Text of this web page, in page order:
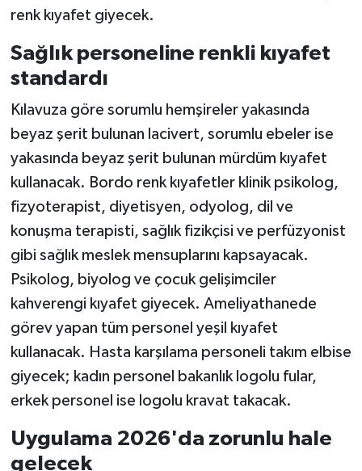
renk kıyafet giyecek.
Sağlık personeline renkli kıyafet
standardı
Kılavuza göre sorumlu hemşireler yakasında
beyaz şerit bulunan lacivert, sorumlu ebeler ise
yakasında beyaz şerit bulunan mürdüm kıyafet
kullanacak. Bordo renk kıyafetler klinik psikolog,
fizyoterapist, diyetisyen, odyolog, dil ve
konuşma terapisti, sağlık fizikçisi ve perfüzyonist
gibi sağlık meslek mensuplarını kapsayacak.
Psikolog, biyolog ve çocuk gelişimciler
kahverengi kıyafet giyecek. Ameliyathanede
görev yapan tüm personel yeşil kıyafet
kullanacak. Hasta karşılama personeli takım elbise
giyecek; kadın personel bakanlık logolu fular,
erkek personel ise logolu kravat takacak.
Uygulama 2026'da zorunlu hale
gelecek